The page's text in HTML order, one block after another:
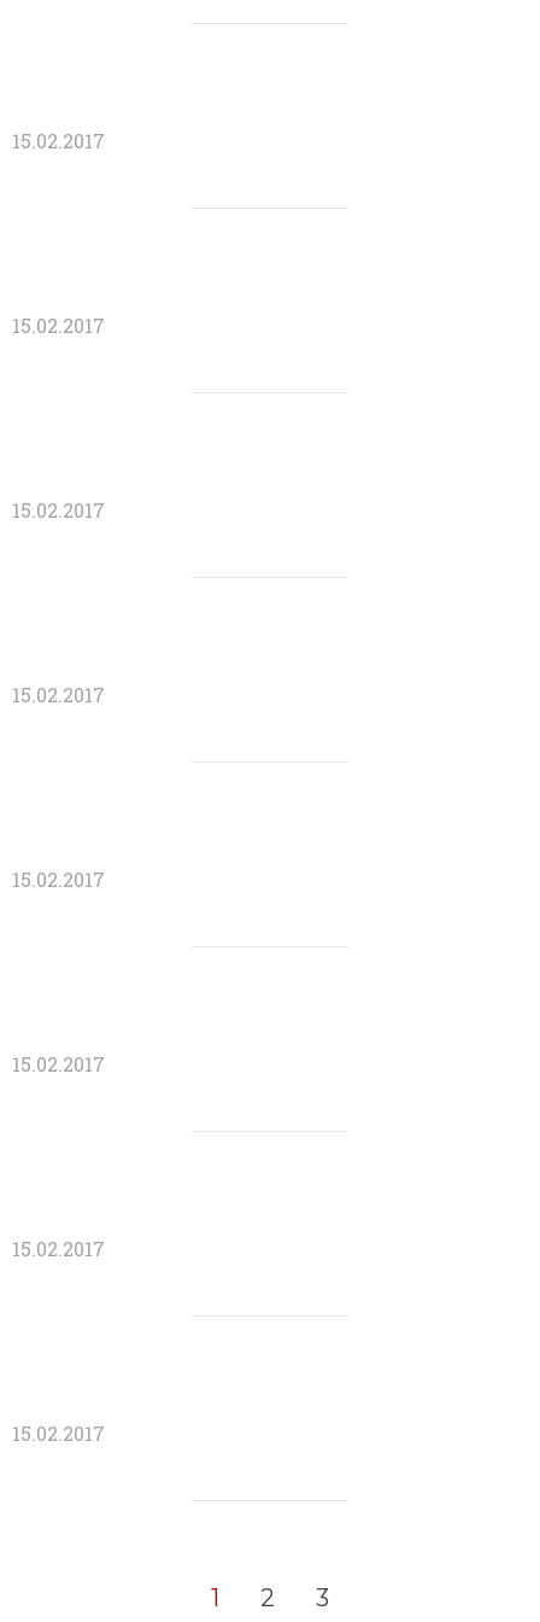
15.02.2017
15.02.2017
15.02.2017
15.02.2017
15.02.2017
15.02.2017
15.02.2017
15.02.2017
1 2 3